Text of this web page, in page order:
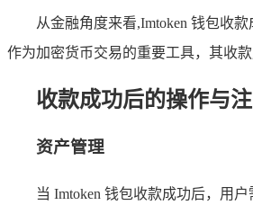
从金融角度来看,Imtoken 钱包收
作为加密货币交易的重要工具，其收
收款成功后的操作与
资产管理
当 Imtoken 钱包收款成功后，用